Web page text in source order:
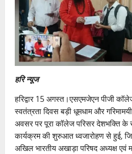
हरि न्यूज
हरिद्वार 15 अगस्त।एसएमजेएन पीजी
स्वतंत्रता दिवस बड़ी धूमधाम और
अवसर पर पूरा कॉलेज परिसर देशभक्ति के
कार्यक्रम की शुरुआत ध्वजारोहण से हुई,
अखिल भारतीय अखाड़ा परिषद अध्यक्ष एवं